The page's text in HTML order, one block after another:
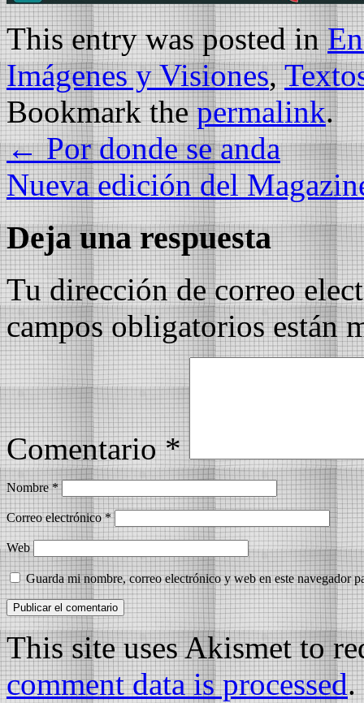
This entry was posted in
Imágenes y Visiones,
Bookmark thepermalink.
←Por donde se anda
Nueva edición del
Deja una respuesta
Tu dirección de correo
campos obligatorios están
Comentario*
Nombre*
Correo electrónico*
Web
Guarda mi nombre, correo electrónico y web en este navegador
This site uses Akismet to
comment data is processed.